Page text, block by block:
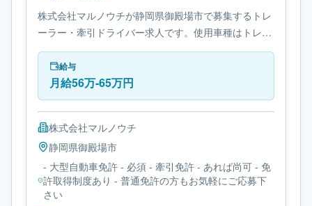
株式会社マルノウチが静岡県御殿場市で募集するトレ
ーラー・牽引ドライバー求人です。使用車種はトレー
ラーです。勤務時間は- シフト制です。必要免許は- 大
型自動車免許です。
給与
月給56万-65万円
株式会社マルノウチ
静岡県御殿場市
- 大型自動車免許 - 必須 - 牽引免許 - あれば尚可 - 免
許取得制度あり - 普通免許の方もお気軽にご応募下
さい